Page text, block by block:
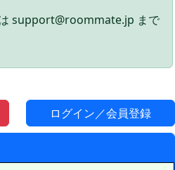
ログイン／会員登録
support@roommate.jp まで